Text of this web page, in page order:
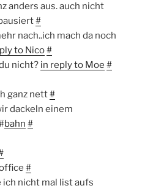
anders aus. auch nicht
#
nach..ich mach da noch
to Nico#
nicht? in reply to Moe #
ganz nett#
dackeln einem
bahn #
#
ich nicht mal list aufs